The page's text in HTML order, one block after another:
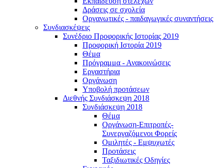
Δράσεις σε σχολεία
Οργανωτικές - παιδαγωγικές συναντήσεις
Συνδιασκέψεις
Συνέδριο Προφορικής Ιστορίας 2019
Προφορική Ιστορία 2019
Θέμα
Πρόγραμμα - Ανακοινώσεις
Εργαστήρια
Οργάνωση
Υποβολή προτάσεων
Διεθνής Συνδιάσκεψη 2018
Συνδιάσκεψη 2018
Θέμα
Οργάνωση-Επιτροπές-
Συνεργαζόμενοι Φορείς
Ομιλητές - Εμψυχωτές
Προτάσεις
Ταξιδιωτικές Οδηγίες